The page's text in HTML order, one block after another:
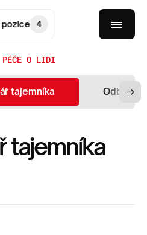
pozice 4
PÉČE O LIDI
tajemníka Odbor
tajemníka